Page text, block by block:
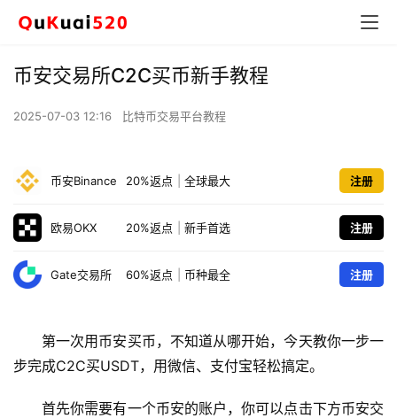
币安交易所C2C买币新手教程
2025-07-03 12:16 比特币交易平台教程
币安Binance 20%返点 全球最大 注册
欧易OKX 20%返点 新手首选 注册
Gate交易所 60%返点 币种最全 注册
第一次用币安买币，不知道从哪开始，今天教你一步一
步完成C2C买USDT，用微信、支付宝轻松搞定。
首先你需要有一个币安的账户，你可以点击下方币安交